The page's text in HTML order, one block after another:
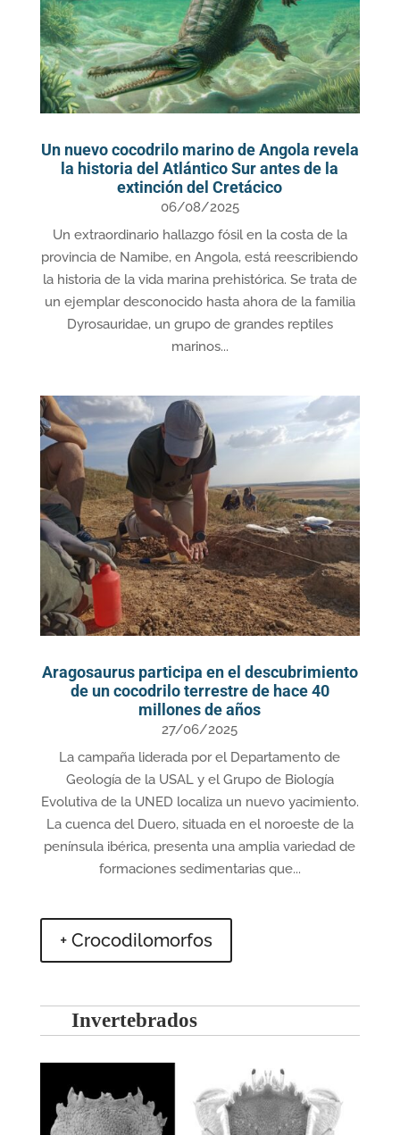
Un nuevo cocodrilo marino de Angola revela
la historia del Atlántico Sur antes de la
extinción del Cretácico
06/08/2025
Un extraordinario hallazgo fósil en la costa de la
provincia de Namibe, en Angola, está reescribiendo
la historia de la vida marina prehistórica. Se trata de
un ejemplar desconocido hasta ahora de la familia
Dyrosauridae, un grupo de grandes reptiles
marinos...
Aragosaurus participa en el descubrimiento
de un cocodrilo terrestre de hace 40
millones de años
27/06/2025
La campaña liderada por el Departamento de
Geología de la USAL y el Grupo de Biología
Evolutiva de la UNED localiza un nuevo yacimiento.
La cuenca del Duero, situada en el noroeste de la
península ibérica, presenta una amplia variedad de
formaciones sedimentarias que...
+ Crocodilomorfos
Invertebrados